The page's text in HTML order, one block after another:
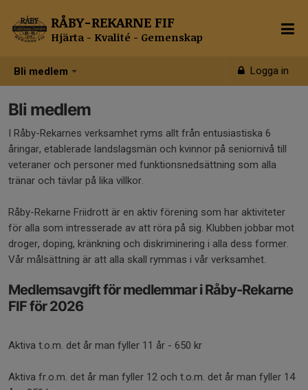
Bli medlem Logga in
RÅBY-REKARNE FIF
Hjärta - Kvalité - Gemenskap
Bli medlem
I Råby-Rekarnes verksamhet ryms allt från entusiastiska 6
åringar, etablerade landslagsmän och kvinnor på seniornivå till
veteraner och personer med funktionsnedsättning som alla
tränar och tävlar på lika villkor.
Råby-Rekarne Friidrott är en aktiv förening som har aktiviteter
för alla som intresserade av att röra på sig. Klubben jobbar mot
droger, doping, kränkning och diskriminering i alla dess former.
Vår målsättning är att alla skall rymmas i vår verksamhet.
Medlemsavgift för medlemmar i Råby-Rekarne
FIF för 2026
Aktiva t.o.m. det år man fyller 11 år - 650 kr
Aktiva fr.o.m. det år man fyller 12 och t.o.m. det år man fyller 14